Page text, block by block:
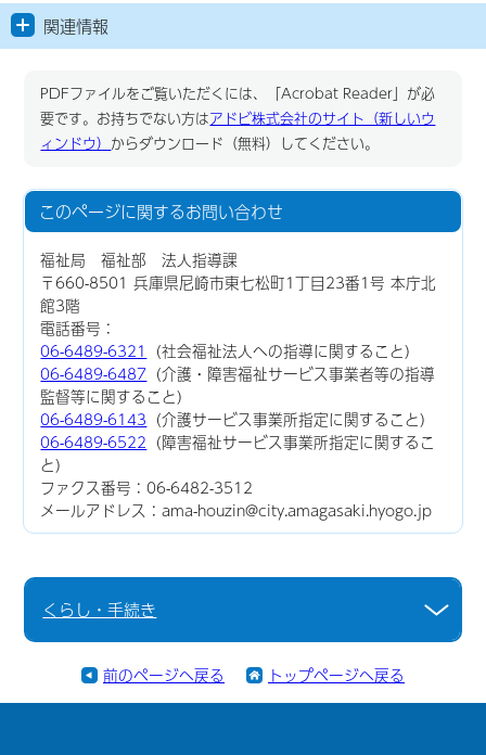
関連情報
PDFファイルをご覧いただくには、「Acrobat Reader」が必
要です。お持ちでない方はアドビ株式会社のサイト（新しいウ
ィンドウ） からダウンロード（無料）してください。
このページに関するお問い合わせ
福祉局 福祉部 法人指導課
〒660-8501 兵庫県尼崎市東七松町1丁目23番1号 本庁北
館3階
電話番号：
06-6489-6321
（社会福祉法人への指導に関すること）
06-6489-6487 （介護・障害福祉サービス事業者等の指導
監督等に関すること）
06-6489-6143 （介護サービス事業所指定に関すること）
06-6489-6522 （障害福祉サービス事業所指定に関するこ
と）
ファクス番号：06-6482-3512
メールアドレス：ama-houzin@city.amagasaki.hyogo.jp
くらし・手続き
前のページへ戻る トップページへ戻る